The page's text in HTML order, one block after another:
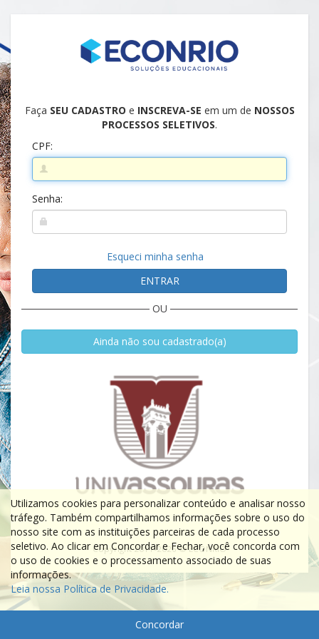
Faça SEU CADASTRO e INSCREVA-SE em um de NOSSOS
PROCESSOS SELETIVOS.
CPF:
Senha:
Esqueci minha senha
ENTRAR
OU
Ainda não sou cadastrado(a)
Copyright 2011-2026 © ECONRIO
Utilizamos cookies para personalizar conteúdo e analisar nosso
tráfego. Também compartilhamos informações sobre o uso do
nosso site com as instituições parceiras de cada processo
seletivo. Ao clicar em Concordar e Fechar, você concorda com
o uso de cookies e o processamento associado de suas
informações.
Leia nossa Política de Privacidade.
Concordar